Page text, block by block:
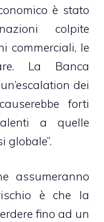
è stato
colpite
commerciali, le
La Banca
dei
forti
a quelle
globale”.
assumeranno
è che la
fino ad un